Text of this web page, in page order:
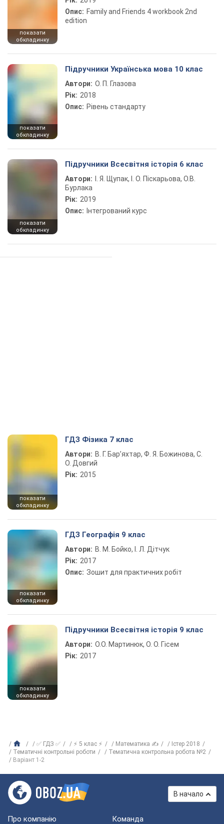
показати
обкладинку
Опис: Family and Friends 4 workbook 2nd
edition
показати
обкладинку
Підручники Українська мова 10 клас
Автори: О. П. Глазова
Рік: 2018
Опис: Рівень стандарту
показати
обкладинку
Підручники Всесвітня історія 6 клас
Автори:
І. Я. Щупак, І. О. Піскарьова, О.В.
Бурлака
Рік: 2019
Опис: Інтегрований курс
показати
обкладинку
ГДЗ Фізика 7 клас
Автори: В. Г. Бар’яхтар, Ф. Я. Божинова, С.
О. Довгий
Рік: 2015
показати
обкладинку
ГДЗ Географія 9 клас
Автори: В. М. Бойко, І. Л. Дітчук
Рік: 2017
Опис: Зошит для практичних робіт
показати
обкладинку
Підручники Всесвітня історія 9 клас
Автори: О.О. Мартинюк, О. О. Гісем
Рік: 2017
✅ ГДЗ ✅ ⚡ 5 клас ⚡ Математика ✍
Істер 2018
Тематичні контрольні роботи
Тематична контрольна робота №2
Варіант 1-2
В начало
Про компанію Команда